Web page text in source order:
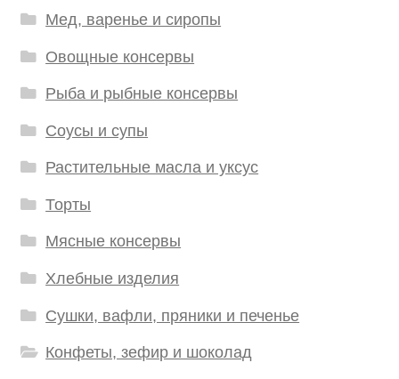
Мед, варенье и сиропы
Овощные консервы
Рыба и рыбные консервы
Соусы и супы
Растительные масла и уксус
Торты
Мясные консервы
Хлебные изделия
Сушки, вафли, пряники и печенье
Конфеты, зефир и шоколад